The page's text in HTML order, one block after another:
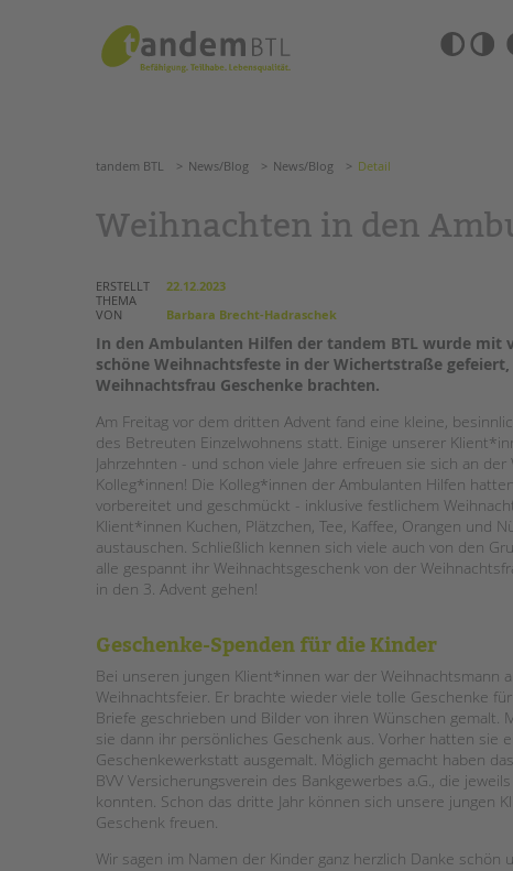
Barrierefrei-
Einstellungen
überspringen
ANGEBOTE
SCHULE & GANZTAG
Grundschulen
Oberschulen
Förderzentren
Kollegs
EFöB
Schulbezogene Sozialarbeit
Tagesgruppen
BETREUTES WOHNEN
Zertfikatskurse
Seminarkalender
Seminarräume
STADTTEILARBEIT
tandem BTL News/Blog
tandem BTL News/Blog News/Blog Detail
Weihnachten in den
ERSTELLT
22.12.2023
THEMA
VON
Barbara Brecht-Hadraschek
In den Ambulanten Hilfen der tandem BTL wurde mit
schöne Weihnachtsfeste in der Wichertstraße
Weihnachtsfrau Geschenke brachten.
Am Freitag vor dem dritten Advent fand eine kleine,
des Betreuten Einzelwohnens statt. Einige unserer
Jahrzehnten - und schon viele Jahre erfreuen sie sich an
Kolleg*innen! Die Kolleg*innen der Ambulanten Hilfen
vorbereitet und geschmückt - inklusive festlichem
Klient*innen Kuchen, Plätzchen, Tee, Kaffee, Orangen und
austauschen. Schließlich kennen sich viele auch von den
alle gespannt ihr Weihnachtsgeschenk von der
in den 3. Advent gehen!
Geschenke-Spenden für die Kinder
Bei unseren jungen Klient*innen war der Weihnachtsmann
Weihnachtsfeier. Er brachte wieder viele tolle Geschenke
Briefe geschrieben und Bilder von ihren Wünschen gemalt.
sie dann ihr persönliches Geschenk aus. Vorher hatten sie
Geschenkewerkstatt ausgemalt. Möglich gemacht haben
BVV Versicherungsverein des Bankgewerbes a.G., die
konnten. Schon das dritte Jahr können sich unsere jungen
Geschenk freuen.
Wir sagen im Namen der Kinder ganz herzlich Danke schön